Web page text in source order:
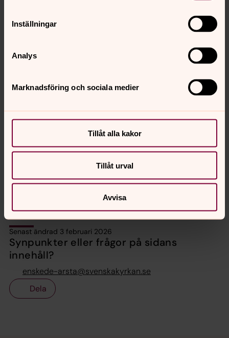
Inställningar
Analys
Marknadsföring och sociala medier
Tillåt alla kakor
Tillåt urval
Avvisa
Du välkomnas i församlingen genom ett brev från
Har du frågor?
Välkommen att kontakta församlingens kansli:
08-556 133 40
enskede-arsta@svenskakyrkan.se
Senast ändrad 3 februari 2026
Synpunkter eller frågor på sidans
innehåll?
enskede-arsta@svenskakyrkan.se
Dela